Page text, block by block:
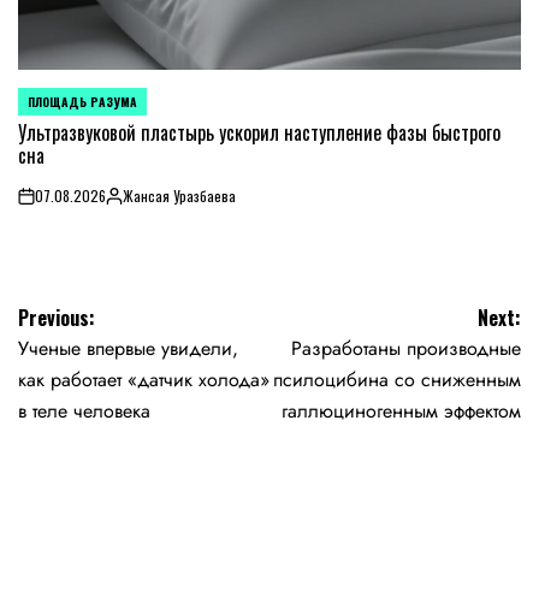
POSTED
IN
ПЛОЩАДЬ РАЗУМА
Ультразвуковой пластырь ускорил наступление фазы быстрого
сна
on07.08.2026PostedЖансая Уразбаева
Навигация
по
записям
Previous:
Ученые впервые увидели,
как работает «датчик холода»
в теле человека
Next:
Разработаны производные
псилоцибина со сниженным
галлюциногенным эффектом